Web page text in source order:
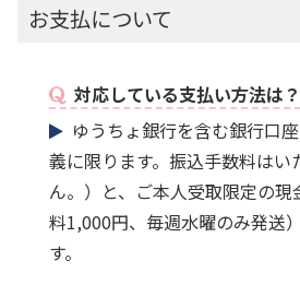
お支払について
対応している支払い方法は？
ゆうちょ銀行を含む銀行口
義に限ります。振込手数料はい
ん。）と、ご本人受取限定の
料1,000円、毎週水曜のみ発送
す。